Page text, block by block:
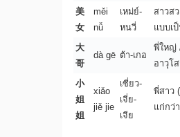
美
女
měi
nǚ
เหม่ย์-
หนวี่
สาวส
แบบเ
大
哥
dà gē ต้า-เกอ
พี่ใหญ่
อาวุโ
小
姐
姐
xiǎo
jiě jie
เซี่ยว-
เจี่ย-
เจีย
พี่สาว
แก่กว่